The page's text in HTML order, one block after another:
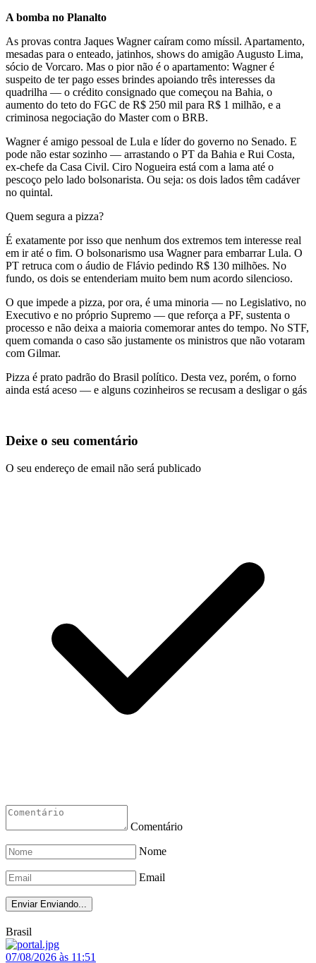
A bomba no Planalto
As provas contra Jaques Wagner caíram como míssil. Apartamento,
mesadas para o enteado, jatinhos, shows do amigão Augusto Lima,
sócio de Vorcaro. Mas o pior não é o apartamento: Wagner é
suspeito de ter pago esses brindes apoiando três interesses da
quadrilha — o crédito consignado que começou na Bahia, o
aumento do teto do FGC de R$ 250 mil para R$ 1 milhão, e a
criminosa negociação do Master com o BRB.
Wagner é amigo pessoal de Lula e líder do governo no Senado. E
pode não estar sozinho — arrastando o PT da Bahia e Rui Costa,
ex-chefe da Casa Civil. Ciro Nogueira está com a lama até o
pescoço pelo lado bolsonarista. Ou seja: os dois lados têm cadáver
no quintal.
Quem segura a pizza?
É exatamente por isso que nenhum dos extremos tem interesse real
em ir até o fim. O bolsonarismo usa Wagner para embarrar Lula. O
PT retruca com o áudio de Flávio pedindo R$ 130 milhões. No
fundo, os dois se entenderiam muito bem num acordo silencioso.
O que impede a pizza, por ora, é uma minoria — no Legislativo, no
Executivo e no próprio Supremo — que reforça a PF, sustenta o
processo e não deixa a maioria comemorar antes do tempo. No STF,
quem comanda o caso são justamente os ministros que não votaram
com Gilmar.
Pizza é prato padrão do Brasil político. Desta vez, porém, o forno
ainda está aceso — e alguns cozinheiros se recusam a desligar o gás
Deixe o seu comentário
O seu endereço de email não será publicado
Comentário
Nome
Email
Enviar Enviando...
Brasil
07/08/2026 às 11:51